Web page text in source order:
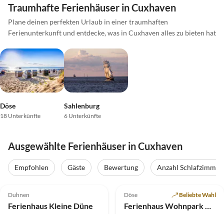
Traumhafte Ferienhäuser in Cuxhaven
Plane deinen perfekten Urlaub in einer traumhaften
Ferienunterkunft und entdecke, was in Cuxhaven alles zu bieten hat
Döse
18 Unterkünfte
Sahlenburg
6 Unterkünfte
Ausgewählte Ferienhäuser in Cuxhaven
Empfohlen Gäste Bewertung Anzahl Schlafzimmer
Top-Inserat
Duhnen
Ferienhaus Kleine Düne
Top-Inserat
Döse Beliebte Wahl